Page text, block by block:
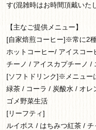
す(混雑時はお時間頂戴いた
【主なご提供メニュー】
[自家焙煎コーヒー]※常に2
ホットコーヒー/ アイスコ
チーノ / アイスカプチーノ /
[ソフトドリンク]※メニュー
緑茶 / コーラ / 炭酸水 / オレ
ゴメ野菜生活
[リーフティ]
ルイボス / はちみつ紅茶 /